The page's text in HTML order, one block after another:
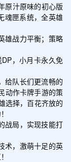
原汁原味的初心版
魂匣系统，全英雄
雄战力平衡；策略
，小月卡永久免
给队长们更流畅的
动作卡牌手游的策
选择，百花齐放的
战局，实现技能打
术，激萌十足的英